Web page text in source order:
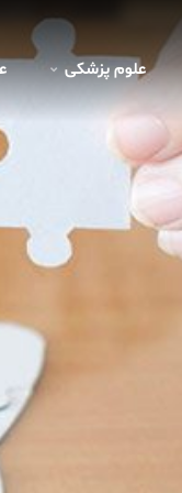
علوم پزشکی